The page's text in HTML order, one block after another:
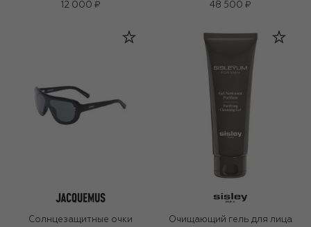
12 000 ₽
48 500 ₽
Солнцезащитные очки
Очищающий гель для лица